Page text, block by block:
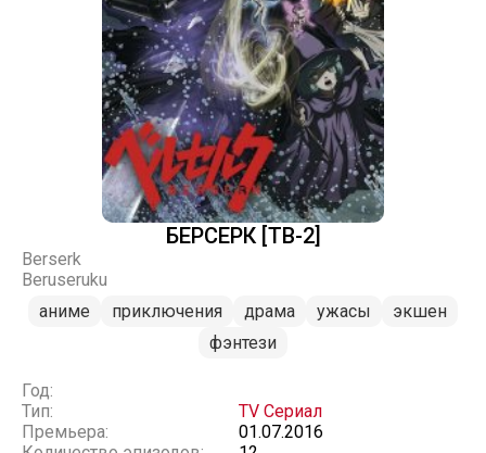
БЕРСЕРК [ТВ-2]
Berserk
Beruseruku
аниме
приключения драма ужасы
экшен
фэнтези
Год:
Тип:
TV Сериал
Премьера:
01.07.2016